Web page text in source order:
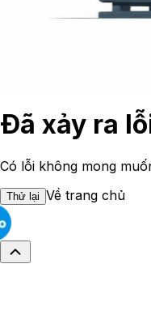
Đã xảy ra
Có lỗi không mong
Thử lại Về trang chủ